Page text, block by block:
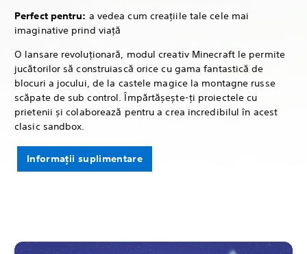
Perfect pentru: a vedea cum creațiile tale cele mai
imaginative prind viață
O lansare revoluționară, modul creativ Minecraft le permite
jucătorilor să construiască orice cu gama fantastică de
blocuri a jocului, de la castele magice la montagne russe
scăpate de sub control. Împărtășește-ți proiectele cu
prietenii și colaborează pentru a crea incredibilul în acest
clasic sandbox.
Informații suplimentare